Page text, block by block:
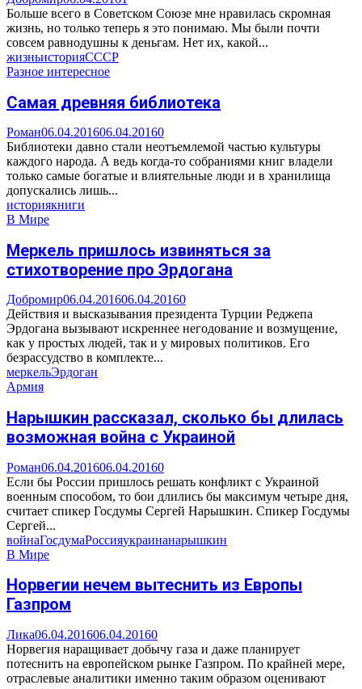
Больше всего в Советском Союзе мне нравилась скромная
жизнь, но только теперь я это понимаю. Мы были почти
совсем равнодушны к деньгам. Нет их, какой...
жизньисторияСССР
Разное интересное
Самая древняя библиотека
Роман06.04.201606.04.20160
Библиотеки давно стали неотъемлемой частью культуры
каждого народа. А ведь когда-то собраниями книг владели
только самые богатые и влиятельные люди и в хранилища
допускались лишь...
историякниги
В Мире
Меркель пришлось извиняться за
стихотворение про Эрдогана
Добромир06.04.201606.04.20160
Действия и высказывания президента Турции Реджепа
Эрдогана вызывают искреннее негодование и возмущение,
как у простых людей, так и у мировых политиков. Его
безрассудство в комплекте...
меркельЭрдоган
Армия
Нарышкин рассказал, сколько бы длилась
возможная война с Украиной
Роман06.04.201606.04.20160
Если бы России пришлось решать конфликт с Украиной
военным способом, то бои длились бы максимум четыре дня,
считает спикер Госдумы Сергей Нарышкин. Спикер Госдумы
Сергей...
войнаГосдумаРоссияукраинанарышкин
В Мире
Норвегии нечем вытеснить из Европы
Газпром
Лика06.04.201606.04.20160
Норвегия наращивает добычу газа и даже планирует
потеснить на европейском рынке Газпром. По крайней мере,
отраслевые аналитики именно таким образом оценивают